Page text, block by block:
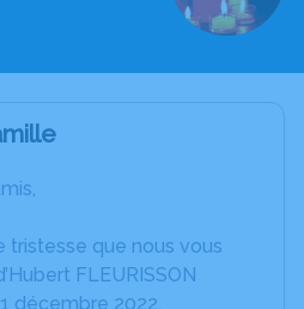
tristesse que nous vous
FLEURISSON
décembre 2022.